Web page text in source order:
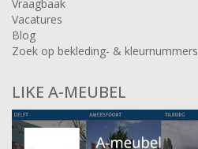
Vraagbaak
Vacatures
Blog
Zoek op bekleding- & kleurnummers
LIKE A-MEUBEL